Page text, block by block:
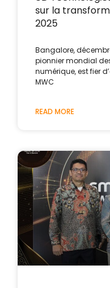
sur la
2025
Bangalore,
pionnier mondial
numérique, est fier
MWC
READ MORE